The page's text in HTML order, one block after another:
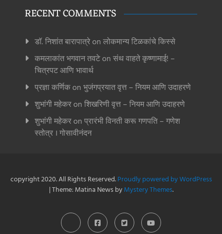
RECENT COMMENTS
डॉ. निशांत बारापात्रेon लोकमान्य टिळकांचे किस्से
कमलाकांत भगवान तवटेon संथ वाहते कृष्णामाई! –
चित्रपट आणि भावार्थ
प्रज्ञा कर्णिकon भुजंगप्रयात वृत्त – नियम आणि उदाहरणे
शुभांगी महेकरon शिखरिणी वृत्त – नियम आणि उदाहरणे
शुभांगी महेकरon प्रारंभी विनती करू गणपति – गणेश
स्तोत्र । गोसावीनंदन
copyright 2020. All Rights Reserved.Proudly powered by WordPress
|Theme: Matina News byMystery Themes.